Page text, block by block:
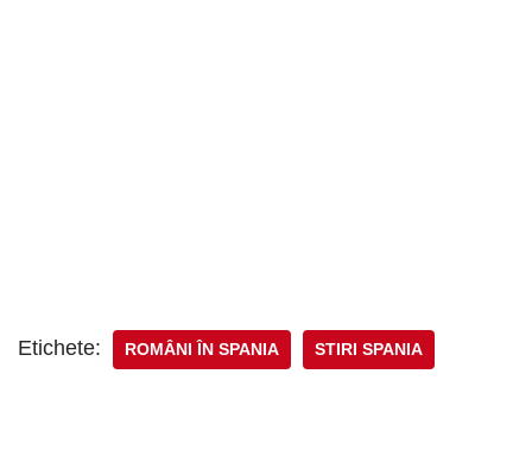
Etichete: ROMÂNI ÎN SPANIA STIRI SPANIA